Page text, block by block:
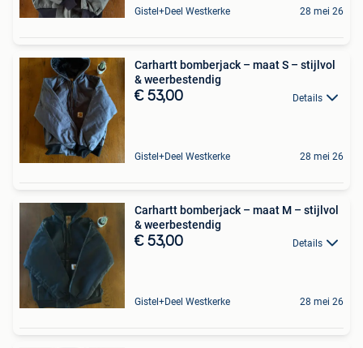
Gistel+Deel Westkerke 28 mei 26
Carhartt bomberjack – maat S – stijlvol
& weerbestendig
€ 53,00 Details
Gistel+Deel Westkerke 28 mei 26
Carhartt bomberjack – maat M – stijlvol
& weerbestendig
€ 53,00 Details
Gistel+Deel Westkerke 28 mei 26